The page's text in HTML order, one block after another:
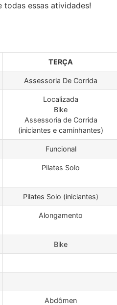
essas atividades!
TERÇA
Assessoria De Corrida
Localizada
Bike
Assessoria de Corrida
(iniciantes e caminhantes)
Funcional
Pilates Solo
Pilates Solo (iniciantes)
Alongamento
Bike
Abdômen